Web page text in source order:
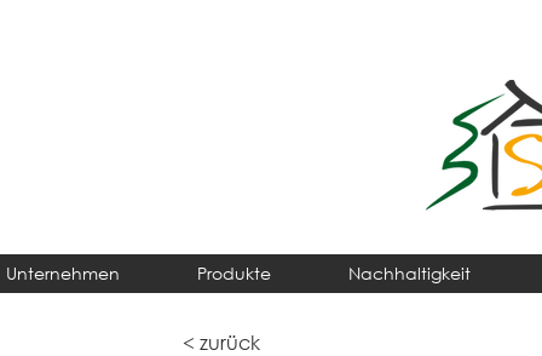
Unternehmen Produkte Nachhaltigkeit
< zurück